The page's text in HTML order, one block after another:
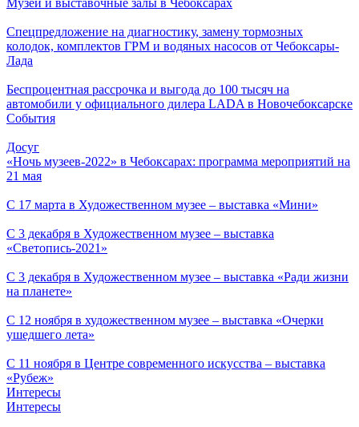
Музеи и выставочные залы в Чебоксарах
Спецпредложение на диагностику, замену тормозных
колодок, комплектов ГРМ и водяных насосов от Чебоксары-
Лада
Беспроцентная рассрочка и выгода до 100 тысяч на
автомобили у официального дилера LADA в Новочебоксарске
События
Досуг
«Ночь музеев-2022» в Чебоксарах: программа мероприятий на
21 мая
С 17 марта в Художественном музее – выставка «Мини»
С 3 декабря в Художественном музее – выставка
«Светопись-2021»
С 3 декабря в Художественном музее – выставка «Ради жизни
на планете»
С 12 ноября в художественном музее – выставка «Очерки
ушедшего лета»
С 11 ноября в Центре современного искусства – выставка
«Рубеж»
Интересы
Интересы